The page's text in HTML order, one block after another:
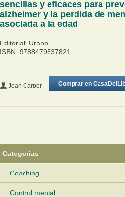
sencillas y eficaces para
alzheimer y la perdida de
asociada a la edad
Editorial: Urano
ISBN: 9788479537821
Comprar en
Jean Carper
Categorias
Coaching
Control mental